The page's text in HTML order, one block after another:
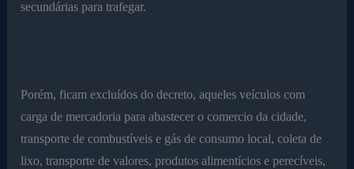
secundárias para trafegar.
Porém, ficam excluídos do decreto, aqueles veículos com
carga de mercadoria para abastecer o comercio da cidade,
transporte de combustíveis e gás de consumo local, coleta de
lixo, transporte de valores, produtos alimentícios e perecíveis,